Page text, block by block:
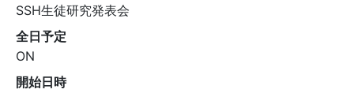
SSH生徒研究発表会
全日予定
ON
開始日時